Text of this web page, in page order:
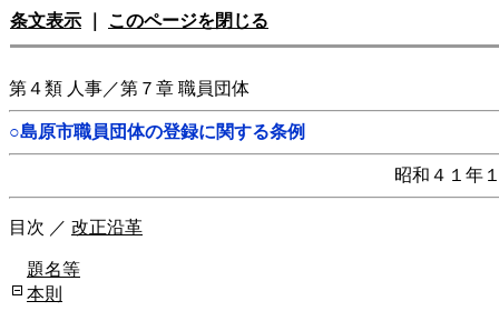
条文表示 このページを閉じる
第４類 人事／第７章 職員団体
○島原市職員団体の登録に関する条例
昭和４１年
目次 ／ 改正沿革
題名等
本則